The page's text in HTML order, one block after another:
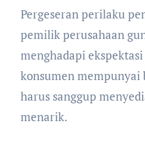
Pergeseran perilaku
pemilik perusahaan
menghadapi
konsumen mempunyai
harus sanggup
menarik.